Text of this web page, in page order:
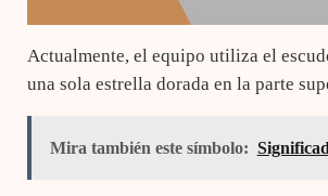
Actualmente, el equipo utiliza el
una sola estrella dorada en la parte
Mira también este símbolo: